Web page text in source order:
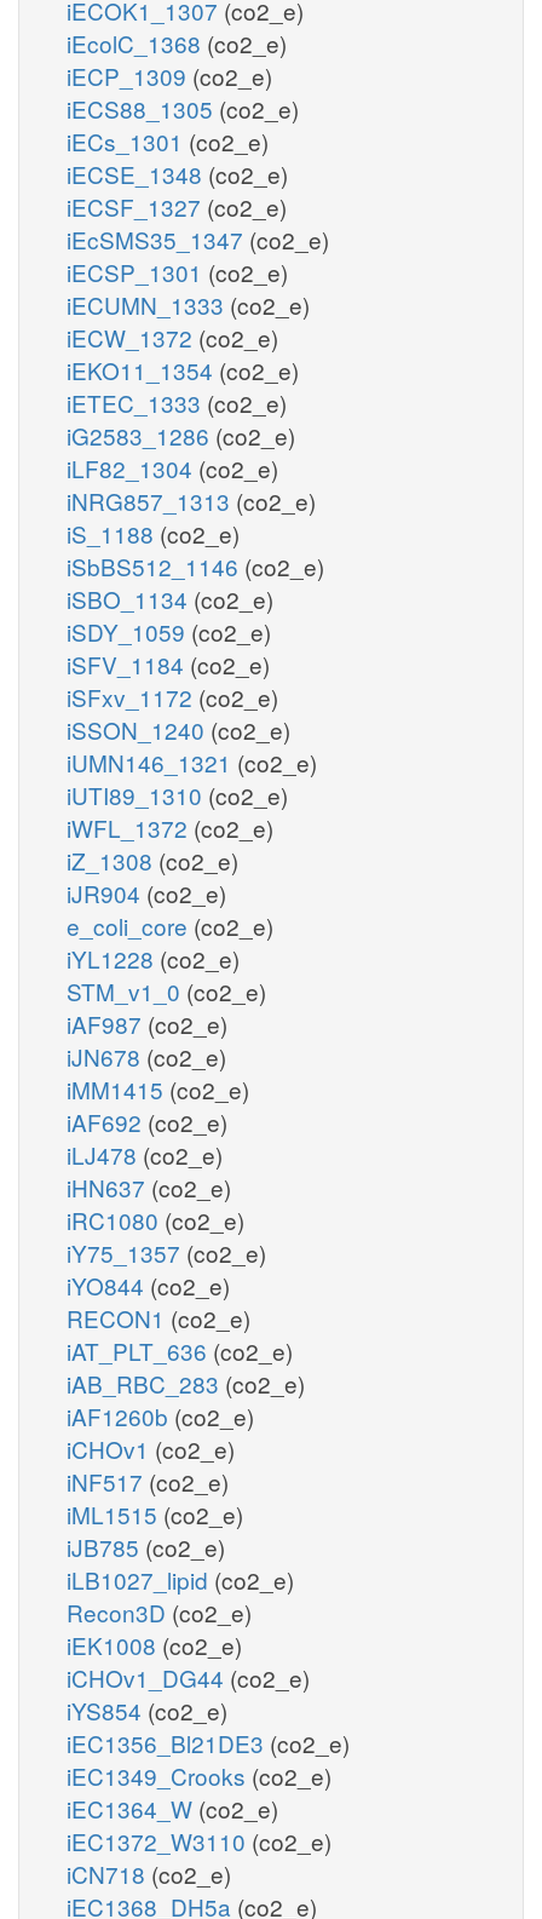
iECOK1_1307 (co2_e)
iEcolC_1368 (co2_e)
iECP_1309 (co2_e)
iECS88_1305 (co2_e)
iECs_1301 (co2_e)
iECSE_1348 (co2_e)
iECSF_1327 (co2_e)
iEcSMS35_1347 (co2_e)
iECSP_1301 (co2_e)
iECUMN_1333 (co2_e)
iECW_1372 (co2_e)
iEKO11_1354 (co2_e)
iETEC_1333 (co2_e)
iG2583_1286 (co2_e)
iLF82_1304 (co2_e)
iNRG857_1313 (co2_e)
iS_1188 (co2_e)
iSbBS512_1146 (co2_e)
iSBO_1134 (co2_e)
iSDY_1059 (co2_e)
iSFV_1184 (co2_e)
iSFxv_1172 (co2_e)
iSSON_1240 (co2_e)
iUMN146_1321 (co2_e)
iUTI89_1310 (co2_e)
iWFL_1372 (co2_e)
iZ_1308 (co2_e)
iJR904 (co2_e)
e_coli_core (co2_e)
iYL1228 (co2_e)
STM_v1_0 (co2_e)
iAF987 (co2_e)
iJN678 (co2_e)
iMM1415 (co2_e)
iAF692 (co2_e)
iLJ478 (co2_e)
iHN637 (co2_e)
iRC1080 (co2_e)
iY75_1357 (co2_e)
iYO844 (co2_e)
RECON1 (co2_e)
iAT_PLT_636 (co2_e)
iAB_RBC_283 (co2_e)
iAF1260b (co2_e)
iCHOv1 (co2_e)
iNF517 (co2_e)
iML1515 (co2_e)
iJB785 (co2_e)
iLB1027_lipid (co2_e)
Recon3D (co2_e)
iEK1008 (co2_e)
iCHOv1_DG44 (co2_e)
iYS854 (co2_e)
iEC1356_Bl21DE3 (co2_e)
iEC1349_Crooks (co2_e)
iEC1364_W (co2_e)
iEC1372_W3110 (co2_e)
iCN718 (co2_e)
iEC1368_DH5a (co2_e)